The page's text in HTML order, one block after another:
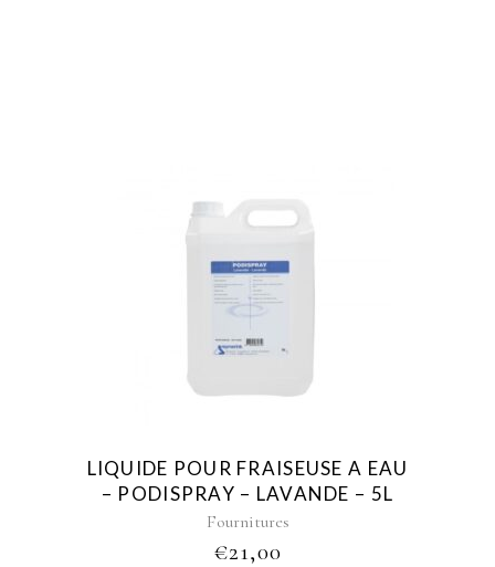
LIQUIDE POUR FRAISEUSE A EAU
– PODISPRAY – LAVANDE – 5L
Fournitures
€21,00